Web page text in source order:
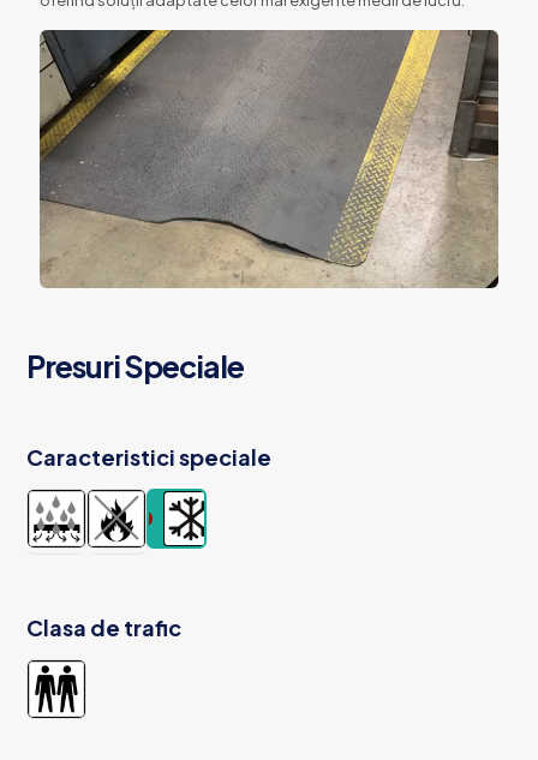
Presuri Speciale
Caracteristici speciale
Clasa de trafic